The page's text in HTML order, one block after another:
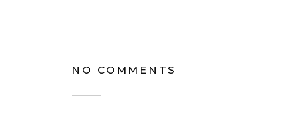
NO COMMENTS